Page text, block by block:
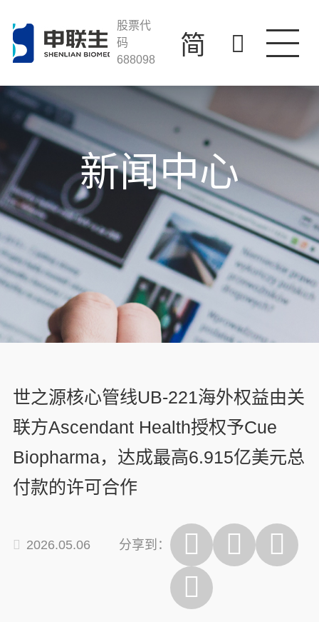
股票代
码
688098
投资者关系
人才发展
联系我们
简
新闻中心
世之源核心管线UB-221海外权益由关
联方Ascendant Health授权予Cue
Biopharma，达成最高6.915亿美元总
付款的许可合作
2026.05.06 分享到：